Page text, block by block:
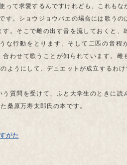
って求愛するんですけれども、これもな
す。ショウジョウバエの場合には歌うの
。そこで雌の出す音を流しておくと、
な行動をとります。そして二匹の音程
わせて歌うことが知られています。雌
ようにして、デュエットが成立するわけ
質問を受けて、ふと大学生のときに読
桑原万寿太郎氏の本です。
がた